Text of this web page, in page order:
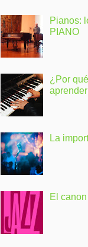
Pianos:
PIANO
¿Por
La
El